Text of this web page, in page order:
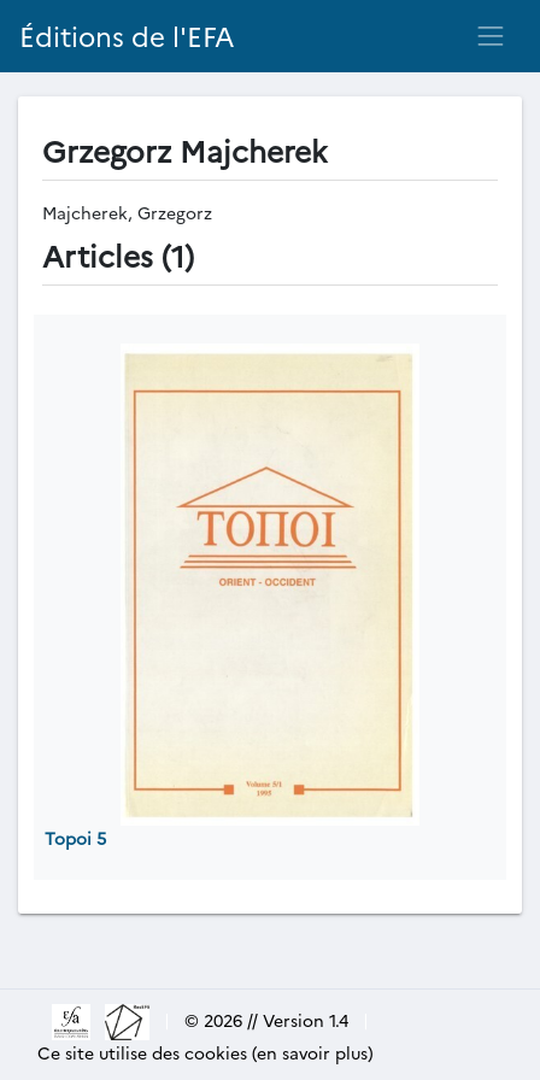
Éditions de l'EFA
Grzegorz Majcherek
Majcherek, Grzegorz
Articles (1)
Topoi 5
© 2026 // Version 1.4
Ce site utilise des cookies (en savoir plus)